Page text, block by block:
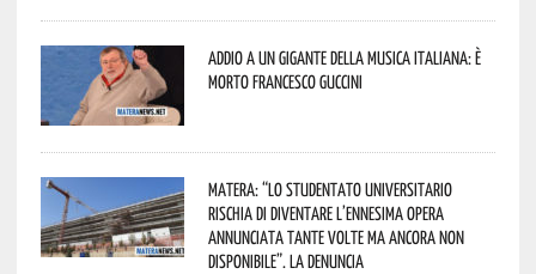
Addio a un gigante della musica italiana: è
morto Francesco Guccini
Matera: “Lo studentato universitario
rischia di diventare l’ennesima opera
annunciata tante volte ma ancora non
disponibile”. La denuncia